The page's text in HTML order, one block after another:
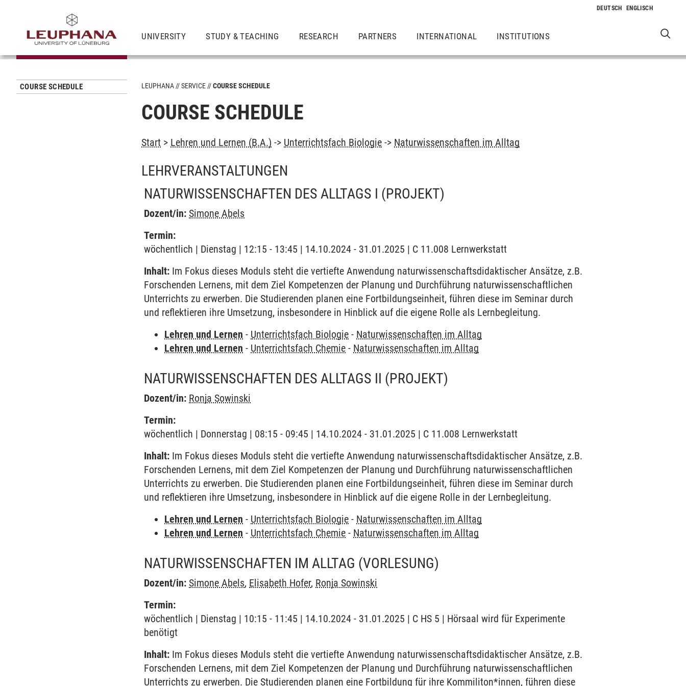
UNIVERSITY STUDY & TEACHING RESEARCH PARTNERS INTERNATIONAL INSTITUTIONS
COURSE SCHEDULE LEUPHANA SERVICE COURSE SCHEDULE
COURSE SCHEDULE
Start > Lehren und Lernen (B.A.) -> Unterrichtsfach Biologie -> Naturwissenschaften im Alltag
LEHRVERANSTALTUNGEN
NATURWISSENSCHAFTEN DES ALLTAGS I (PROJEKT)
Dozent/in: Simone Abels
Termin:
wöchentlich | Dienstag | 12:15 - 13:45 | 14.10.2024 - 31.01.2025 | C 11.008 Lernwerkstatt
Inhalt: Im Fokus dieses Moduls steht die vertiefte Anwendung naturwissenschaftsdidaktischer Ansätze, z.B.
Forschenden Lernens, mit dem Ziel Kompetenzen der Planung und Durchführung naturwissenschaftlichen
Unterrichts zu erwerben. Die Studierenden planen eine Fortbildungseinheit, führen diese im Seminar durch
und reflektieren ihre Umsetzung, insbesondere in Hinblick auf die eigene Rolle als Lernbegleitung.
Lehren und Lernen - Unterrichtsfach Biologie - Naturwissenschaften im Alltag
Lehren und Lernen - Unterrichtsfach Chemie - Naturwissenschaften im Alltag
NATURWISSENSCHAFTEN DES ALLTAGS II (PROJEKT)
Dozent/in: Ronja Sowinski
Termin:
wöchentlich | Donnerstag | 08:15 - 09:45 | 14.10.2024 - 31.01.2025 | C 11.008 Lernwerkstatt
Inhalt: Im Fokus dieses Moduls steht die vertiefte Anwendung naturwissenschaftsdidaktischer Ansätze, z.B.
Forschenden Lernens, mit dem Ziel Kompetenzen der Planung und Durchführung naturwissenschaftlichen
Unterrichts zu erwerben. Die Studierenden planen eine Fortbildungseinheit, führen diese im Seminar durch
und reflektieren ihre Umsetzung, insbesondere in Hinblick auf die eigene Rolle in der Lernbegleitung.
Lehren und Lernen - Unterrichtsfach Biologie - Naturwissenschaften im Alltag
Lehren und Lernen - Unterrichtsfach Chemie - Naturwissenschaften im Alltag
NATURWISSENSCHAFTEN IM ALLTAG (VORLESUNG)
Dozent/in: Simone Abels, Elisabeth Hofer, Ronja Sowinski
Termin:
wöchentlich | Dienstag | 10:15 - 11:45 | 14.10.2024 - 31.01.2025 | C HS 5 | Hörsaal wird für Experimente
benötigt
Inhalt: Im Fokus dieses Moduls steht die vertiefte Anwendung naturwissenschaftsdidaktischer Ansätze, z.B.
Forschenden Lernens, mit dem Ziel Kompetenzen der Planung und Durchführung naturwissenschaftlichen
Unterrichts zu erwerben. Die Studierenden planen eine Fortbildung für ihre Kommiliton*innen, führen diese